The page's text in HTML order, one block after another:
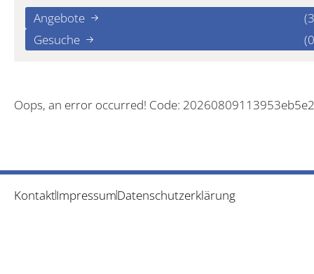
Angebote
Gesuche
Oops, an error occurred! Code:
KontaktImpressumDatenschutzerklärung